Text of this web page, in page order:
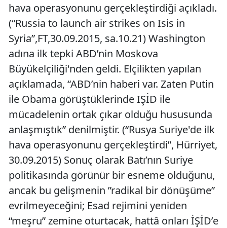
hava operasyonunu gerçekleştirdiği açıkladı.
(“Russia to launch air strikes on Isis in
Syria”,FT,30.09.2015, sa.10.21) Washington
adına ilk tepki ABD’nin Moskova
Büyükelçiliği'nden geldi. Elçilikten yapılan
açıklamada, “ABD’nin haberi var. Zaten Putin
ile Obama görüştüklerinde IŞİD ile
mücadelenin ortak çıkar olduğu hususunda
anlaşmıştık” denilmiştir. (“Rusya Suriye'de ilk
hava operasyonunu gerçekleştirdi”, Hürriyet,
30.09.2015) Sonuç olarak Batı’nın Suriye
politikasında görünür bir esneme olduğunu,
ancak bu gelişmenin ”radikal bir dönüşüme”
evrilmeyeceğini; Esad rejimini yeniden
“meşru” zemine oturtacak, hattâ onları İŞİD’e